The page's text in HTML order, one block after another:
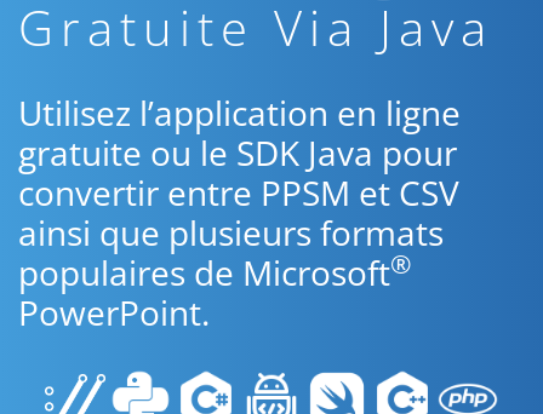
Gratuite Via Java
Utilisez l’application en ligne
gratuite ou le SDK Java pour
convertir entre PPSM et CSV
ainsi que plusieurs formats
populaires de Microsoft®
PowerPoint.